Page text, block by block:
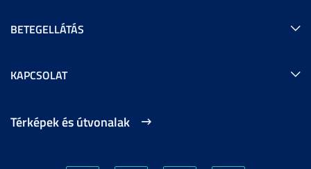
BETEGELLÁTÁS
KAPCSOLAT
Térképek és útvonalak